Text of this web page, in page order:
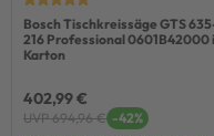
Bosch Tischkreissäge GTS
216 Professional 0601B42000
Karton
402,99 €
UVP 694,96 € -42%